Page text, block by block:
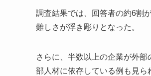
調査結果では、回答者の約6割
難しさが浮き彫りとなった。
さらに、半数以上の企業が外
部人材に依存している例も見ら